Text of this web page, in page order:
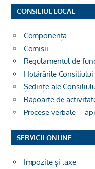
CONSILIUL LOCAL
Componența
Comisii
Regulamentul de
Hotărârile Consiliului
Ședințe ale
Rapoarte de
Procese verbale –
SERVICII ONLINE
Impozite și taxe